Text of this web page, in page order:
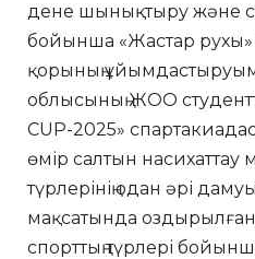
дене шынықтыру және
бойынша «Жастар рухы»
қорының
облысының ЖОО
CUP-2025»
өмір салтын насихаттау
түрлерінің одан әрі
мақсатында
спорттың түрлері